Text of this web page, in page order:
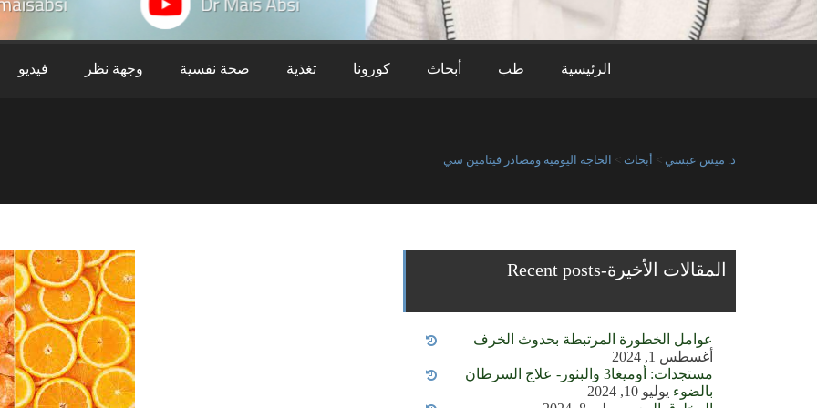
الرئيسية طب أبحاث كورونا تغذية صحة نفسية وجهة نظر فيديو
د. ميس عبسي > أبحاث > الحاجة اليومية ومصادر فيتامين سي
المقالات الأخيرة-Recent posts
عوامل الخطورة المرتبطة بحدوث الخرف
أغسطس 1, 2024
مستجدات: أوميغا3 والبثور- علاج السرطان
بالضوء يوليو 10, 2024